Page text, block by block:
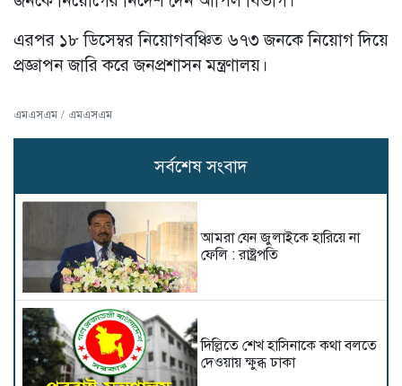
এরপর ১৮ ডিসেম্বর নিয়োগবঞ্চিত ৬৭৩ জনকে নিয়োগ দিয়ে
প্রজ্ঞাপন জারি করে জনপ্রশাসন মন্ত্রণালয়।
এমএসএম / এমএসএম
সর্বশেষ সংবাদ
আমরা যেন জুলাইকে হারিয়ে না
ফেলি : রাষ্ট্রপতি
দিল্লিতে শেখ হাসিনাকে কথা বলতে
দেওয়ায় ক্ষুব্ধ ঢাকা